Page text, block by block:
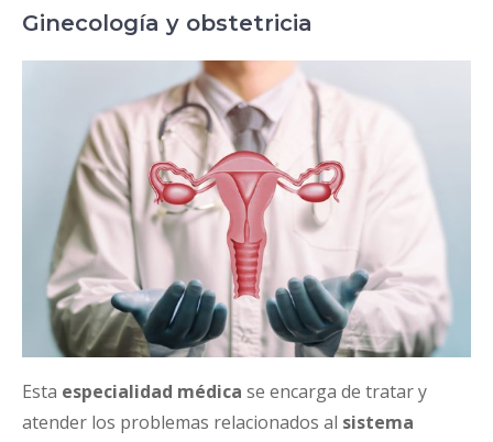
Ginecología y obstetricia
Esta especialidad médica se encarga de tratar y
atender los problemas relacionados al sistema